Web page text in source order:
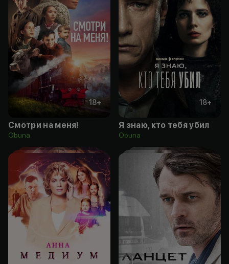
18+
Смотри на меня!
Obuna
18+
Я знаю, кто тебя убил
Obuna